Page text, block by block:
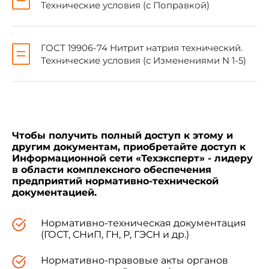
тару, защищающую их от влияния окружающей
среды (влаги, пыли и т.п.) и от механических
повреждений при транспортировании и
хранении.
защитных покрытий перед упаковыванием
Технические условия (с Поправкой)
ГОСТ 19906-74 Нитрит натрия технический.
Технические условия (с Изменениями N 1-5)
Чтобы получить полный доступ к этому и
другим документам, приобретайте доступ к
Информационной сети «Техэксперт» - лидеру
в области комплексного обеспечения
предприятий нормативно-технической
документацией.
Нормативно-техническая документация
(ГОСТ, СНиП, ГН, Р, ГЭСН и др.)
Нормативно-правовые акты органов